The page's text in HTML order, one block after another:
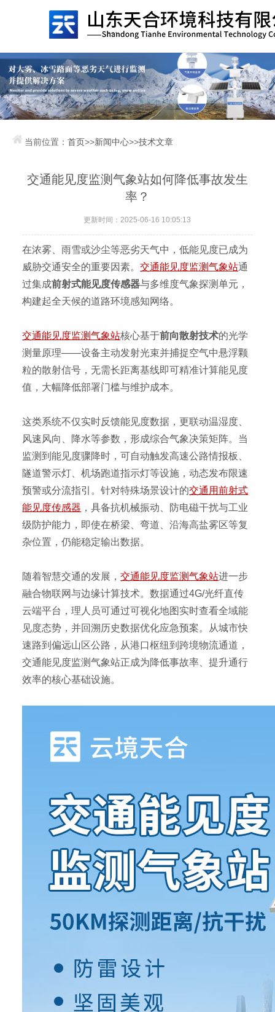
当前位置：首页>>新闻中心>>技术文章
交通能见度监测气象站如何降低事故发生
率？
更新时间：2025-06-16 10:05:13
在浓雾、雨雪或沙尘等恶劣天气中，低能见度已成为
威胁交通安全的重要因素。交通能见度监测气象站通
过集成前射式能见度传感器与多维度气象探测单元，
构建起全天候的道路环境感知网络。
交通能见度监测气象站核心基于前向散射技术的光学
测量原理——设备主动发射光束并捕捉空气中悬浮颗
粒的散射信号，无需长距离基线即可精准计算能见度
值，大幅降低部署门槛与维护成本。
这类系统不仅实时反馈能见度数据，更联动温湿度、
风速风向、降水等参数，形成综合气象决策矩阵。当
监测到能见度骤降时，可自动触发高速公路情报板、
隧道警示灯、机场跑道指示灯等设施，动态发布限速
预警或分流指引。针对特殊场景设计的交通用前射式
能见度传感器 ，具备抗机械振动、防电磁干扰与工业
级防护能力，即使在桥梁、弯道、沿海高盐雾区等复
杂位置，仍能稳定输出数据。
随着智慧交通的发展，交通能见度监测气象站进一步
融合物联网与边缘计算技术。数据通过4G/光纤直传
云端平台，理人员可通过可视化地图实时查看全域能
见度态势，并回溯历史数据优化应急预案。从城市快
速路到偏远山区公路，从港口枢纽到跨境物流通道，
交通能见度监测气象站正成为降低事故率、提升通行
效率的核心基础设施。